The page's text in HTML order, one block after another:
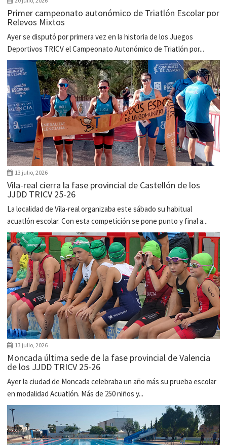
Primer campeonato autonómico de Triatlón Escolar por
Relevos Mixtos
Ayer se disputó por primera vez en la historia de los Juegos
Deportivos TRICV el Campeonato Autonómico de Triatlón por...
13 julio, 2026
Vila-real cierra la fase provincial de Castellón de los
JJDD TRICV 25-26
La localidad de Vila-real organizaba este sábado su habitual
acuatlón escolar. Con esta competición se pone punto y final a...
13 julio, 2026
Moncada última sede de la fase provincial de Valencia
de los JJDD TRICV 25-26
Ayer la ciudad de Moncada celebraba un año más su prueba escolar
en modalidad Acuatlón. Más de 250 niños y...